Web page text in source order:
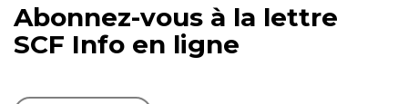
Abonnez-vous à la lettre
SCF Info en ligne